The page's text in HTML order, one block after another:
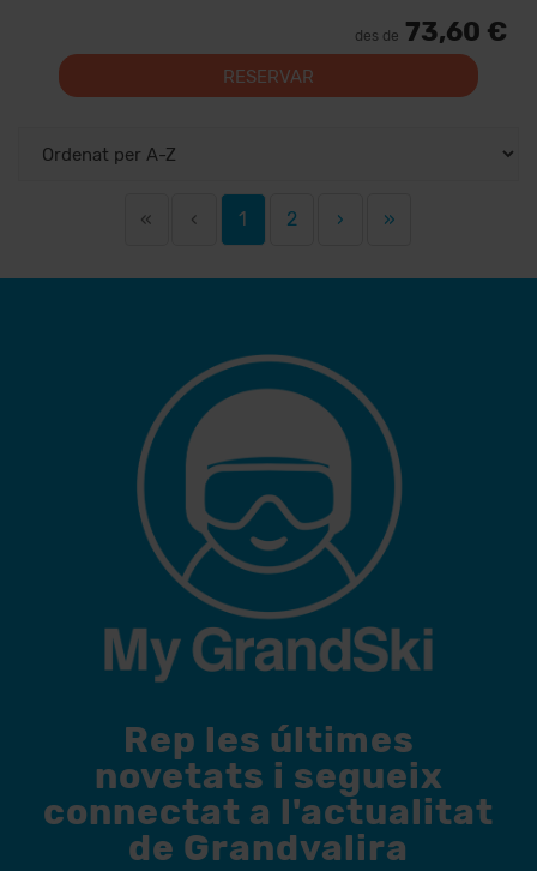
des de 73,60 €
RESERVAR
« ‹ 1 2 › »
Rep les últimes
novetats i segueix
connectat a l'actualitat
de Grandvalira